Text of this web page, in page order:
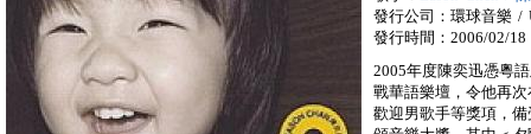
發行公司：環球音樂 /
發行時間：2006/02/18
2005年度陳奕迅憑粵
戰華語樂壇，令他再
歡迎男歌手等獎項，